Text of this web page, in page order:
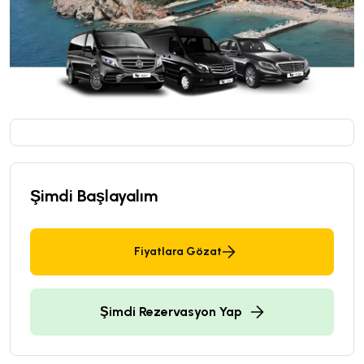
Şimdi Başlayalım
Fiyatlara Gözat
Şimdi Rezervasyon Yap